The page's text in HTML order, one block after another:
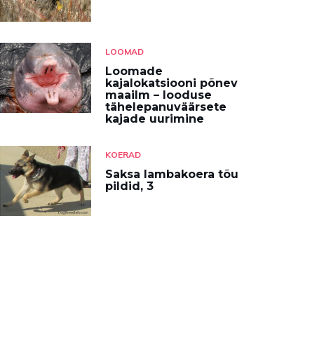
LOOMAD
Loomade
kajalokatsiooni põnev
maailm – looduse
tähelepanuväärsete
kajade uurimine
KOERAD
Saksa lambakoera tõu
pildid, 3